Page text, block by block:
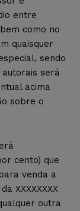
entre
como no
quaisquer
sendo
será
acima
sobre o
cento) que
venda a
XXXXXXXX
outra